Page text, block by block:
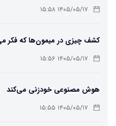
باکتریایی»
۱۴۰۵/۰۵/۱۷ ۱۵:۵۸
کشف چیزی در میمون‌ها که فکر
۱۴۰۵/۰۵/۱۷ ۱۵:۵۶
هوش مصنوعی خودزنی می‌کند
۱۴۰۵/۰۵/۱۷ ۱۵:۵۵